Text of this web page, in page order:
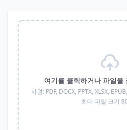
여기를 클릭하거나 파일을
지원: PDF, DOCX, PPTX, XLSX,
최대 파일 크기